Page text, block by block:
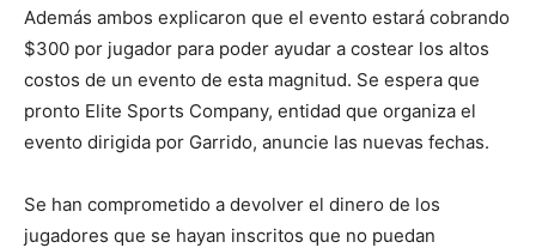
Además ambos explicaron que el evento estará cobrando
$300 por jugador para poder ayudar a costear los altos
costos de un evento de esta magnitud. Se espera que
pronto Elite Sports Company, entidad que organiza el
evento dirigida por Garrido, anuncie las nuevas fechas.
Se han comprometido a devolver el dinero de los
jugadores que se hayan inscritos que no puedan